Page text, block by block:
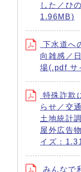
した／ひ
1.96MB)
下水道へ
向雑感／
場(.pdf サ
特殊詐欺
らせ／交
土地統計
屋外広告
イズ：
みんなで